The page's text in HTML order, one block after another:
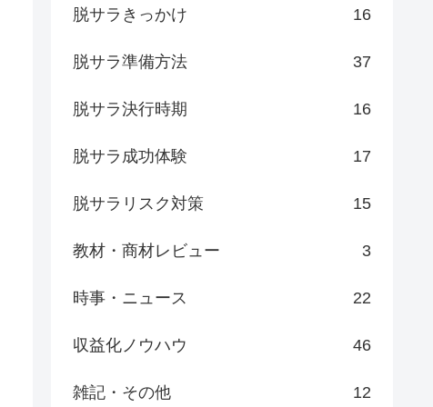
脱サラきっかけ 16
脱サラ準備方法 37
脱サラ決行時期 16
脱サラ成功体験 17
脱サラリスク対策 15
教材・商材レビュー 3
時事・ニュース 22
収益化ノウハウ 46
雑記・その他 12